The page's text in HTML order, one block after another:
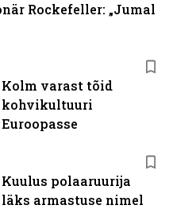
Kolm varast tõid
kohvikultuuri
Euroopasse
Kuulus polaaruurija
läks armastuse nimel
Rockefeller: „Jumal